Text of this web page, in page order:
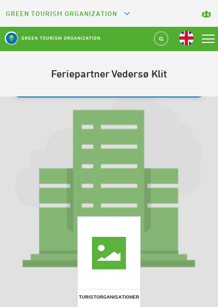
GREEN TOURISM ORGANIZATION
GREEN KEY
GREEN RESTAURANT
TURISTORGANISATIONER
Feriepartner Vedersø Klit